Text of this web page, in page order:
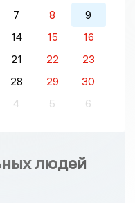
7 8
9
14 15
16
21 22
23
28 29
30
4 5 6
людей